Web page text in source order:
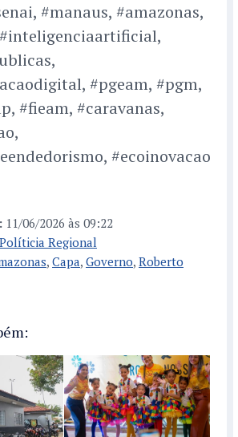
#manaus, #amazonas,
#pgeam, #pgm,
#fieam, #caravanas,
#ecoinovacao
11/06/2026 às 09:22
Políticia Regional
, Capa, Governo, Roberto